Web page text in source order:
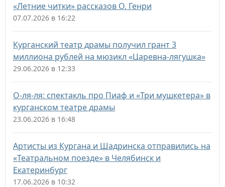
«Летние читки» рассказов О. Генри
07.07.2026 в 16:22
Курганский театр драмы получил грант 3
миллиона рублей на мюзикл «Царевна-лягушка»
29.06.2026 в 12:33
О-ля-ля: спектакль про Пиаф и «Три мушкетера» в
курганском театре драмы
23.06.2026 в 16:48
Артисты из Кургана и Шадринска отправились на
«Театральном поезде» в Челябинск и
Екатеринбург
17.06.2026 в 10:32